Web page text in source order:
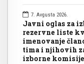
7. Avgusta 2026.
Javni oglas za
rezervne liste
imenovanje
tima i njihovih
izborne